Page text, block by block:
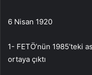
6 Nisan 1920
1- FETÖ’nün 1985’teki
ortaya çıktı